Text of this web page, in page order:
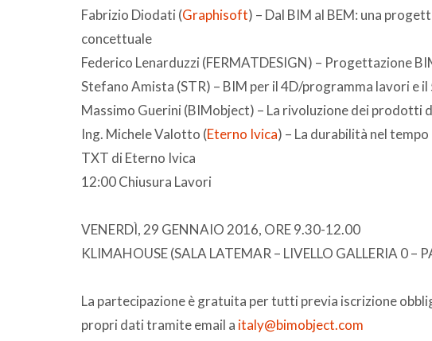
Fabrizio Diodati (Graphisoft) – Dal BIM al BEM: una
concettuale
Federico Lenarduzzi (FERMATDESIGN) – Progettazione
Stefano Amista (STR) – BIM per il 4D/programma lavori e
Massimo Guerini (BIMobject) – La rivoluzione dei prodotti
Ing. Michele Valotto (Eterno Ivica) – La durabilità nel
TXT di Eterno Ivica
12:00 Chiusura Lavori
VENERDÌ, 29 GENNAIO 2016, ORE 9.30-12.00
KLIMAHOUSE (SALA LATEMAR – LIVELLO GALLERIA 0 –
La partecipazione è gratuita per tutti previa iscrizione
propri dati tramite email a italy@bimobject.com